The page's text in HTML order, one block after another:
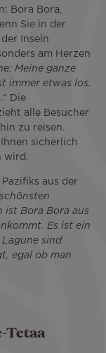
Bora Bora,
Sie in der
Inseln
am Herzen
Meine ganze
immer etwas los.
.“ Die
alle Besucher
zu reisen.
sicherlich
wird.
aus der
ist Bora Bora aus
Es ist ein
sind
egal ob man
Tetaa